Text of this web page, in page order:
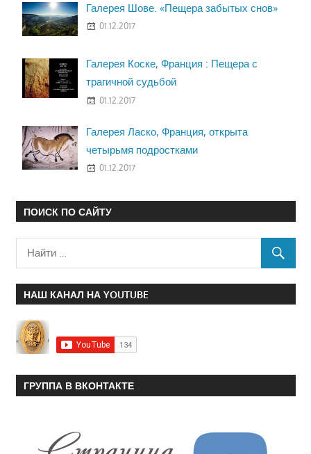
Галерея Шове. «Пещера забытых снов»
01.12.2017
Галерея Коске, Франция : Пещера с
трагичной судьбой
01.12.2017
Галерея Ласко, Франция, открыта
четырьмя подростками
01.12.2017
ПОИСК ПО САЙТУ
НАШ КАНАЛ НА YOUTUBE
ГРУППА В ВКОНТАКТЕ